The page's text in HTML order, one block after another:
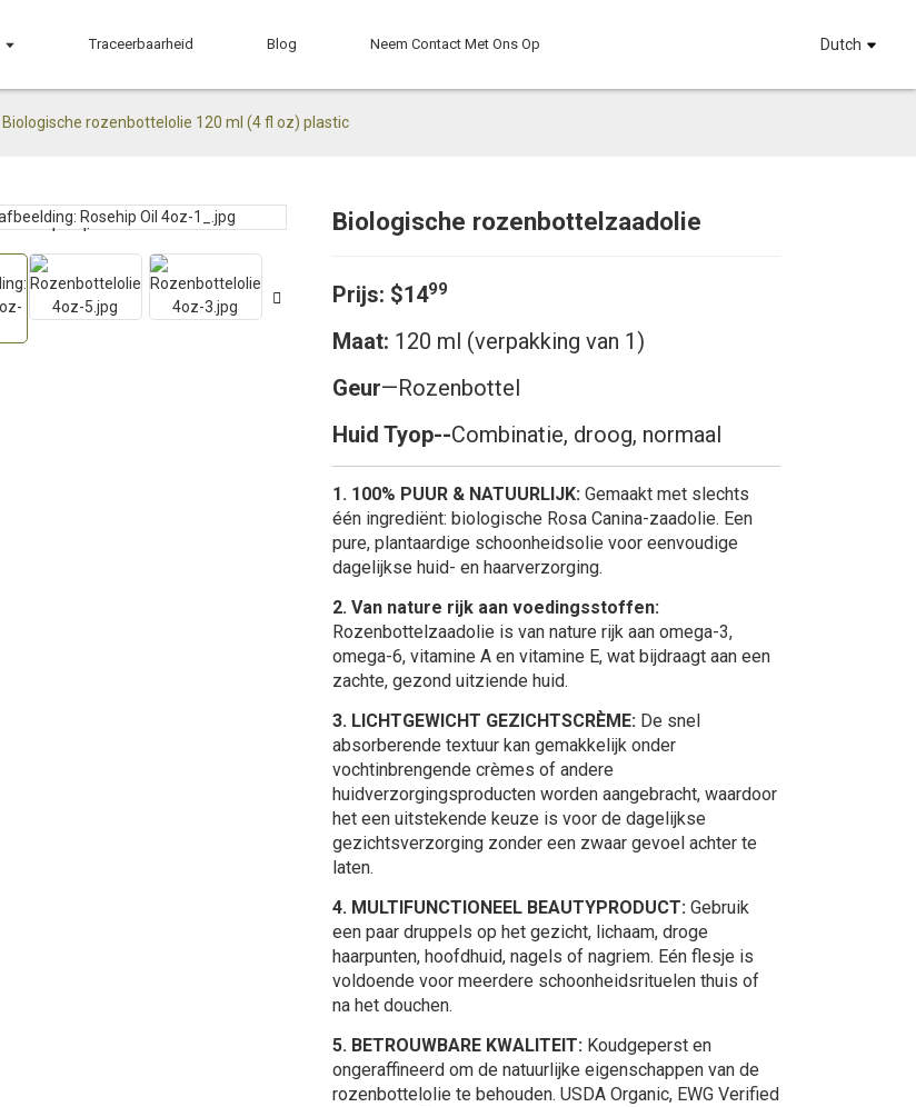
Traceerbaarheid Blog Neem Contact Met Ons Op Dutch
Biologische rozenbottelolie 120 ml (4 fl oz) plastic
Loading...
Loading... Loading...
Loading...
Biologische rozenbottelzaadolie
Prijs: $1499
Maat: 120 ml (verpakking van 1)
Geur—Rozenbottel
Huid Tyop--Combinatie, droog, normaal
1. 100% PUUR & NATUURLIJK: Gemaakt met slechts
één ingrediënt: biologische Rosa Canina-zaadolie. Een
pure, plantaardige schoonheidsolie voor eenvoudige
dagelijkse huid- en haarverzorging.
2. Van nature rijk aan voedingsstoffen:
Rozenbottelzaadolie is van nature rijk aan omega-3,
omega-6, vitamine A en vitamine E, wat bijdraagt ​​aan een
zachte, gezond uitziende huid.
3. LICHTGEWICHT GEZICHTSCRÈME: De snel
absorberende textuur kan gemakkelijk onder
vochtinbrengende crèmes of andere
huidverzorgingsproducten worden aangebracht, waardoor
het een uitstekende keuze is voor de dagelijkse
gezichtsverzorging zonder een zwaar gevoel achter te
laten.
4. MULTIFUNCTIONEEL BEAUTYPRODUCT: Gebruik
een paar druppels op het gezicht, lichaam, droge
haarpunten, hoofdhuid, nagels of nagriem. Eén flesje is
voldoende voor meerdere schoonheidsrituelen thuis of
na het douchen.
5. BETROUWBARE KWALITEIT: Koudgeperst en
ongeraffineerd om de natuurlijke eigenschappen van de
rozenbottelolie te behouden. USDA Organic, EWG Verified